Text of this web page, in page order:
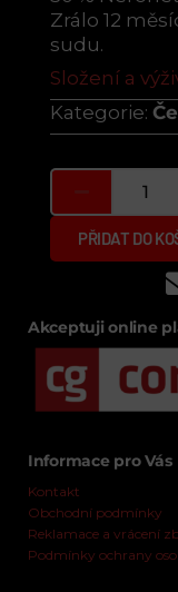
Zrálo 12
sudu.
Složení a
Kategorie:
PŘIDAT DO
Akceptuji online
Informace pro Vás
Kontakt
Obchodní podmínky
Reklamace a vrácení
Podmínky ochrany